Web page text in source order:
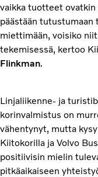
vaikka tuotteet
päästään
miettimään, voisiko
tekemisessä, kertoo
Flinkman.
Linjaliikenne- ja
korinvalmistus on
vähentynyt, mutta
Kiitokorilla ja Volvo
positiivisin mielin
pitkäaikaiseen